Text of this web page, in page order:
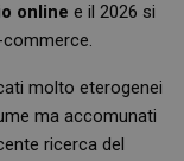
onlinee il 2026 si
commerce.
molto eterogenei
ma accomunati
ricerca del